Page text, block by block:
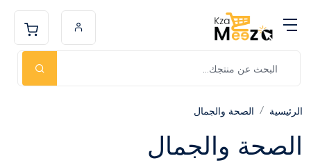
الرئيسية الصحة والجمال
الصحة والجمال